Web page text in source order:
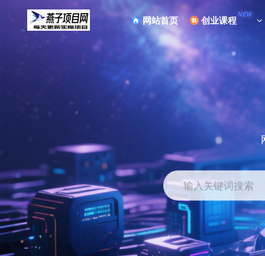
网站首页 创业课程NEW
输入关键词搜索